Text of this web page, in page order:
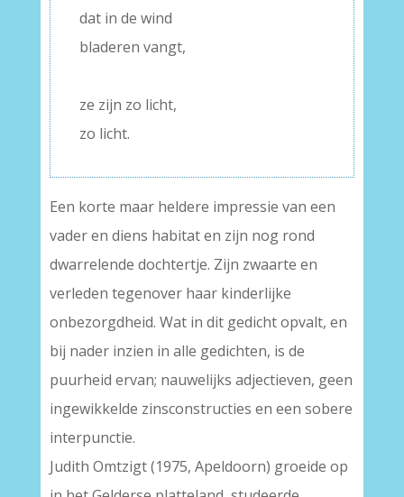
dat in de wind
bladeren vangt,
ze zijn zo licht,
zo licht.
Een korte maar heldere impressie van een
vader en diens habitat en zijn nog rond
dwarrelende dochtertje. Zijn zwaarte en
verleden tegenover haar kinderlijke
onbezorgdheid. Wat in dit gedicht opvalt, en
bij nader inzien in alle gedichten, is de
puurheid ervan; nauwelijks adjectieven, geen
ingewikkelde zinsconstructies en een sobere
interpunctie.
Judith Omtzigt (1975, Apeldoorn) groeide op